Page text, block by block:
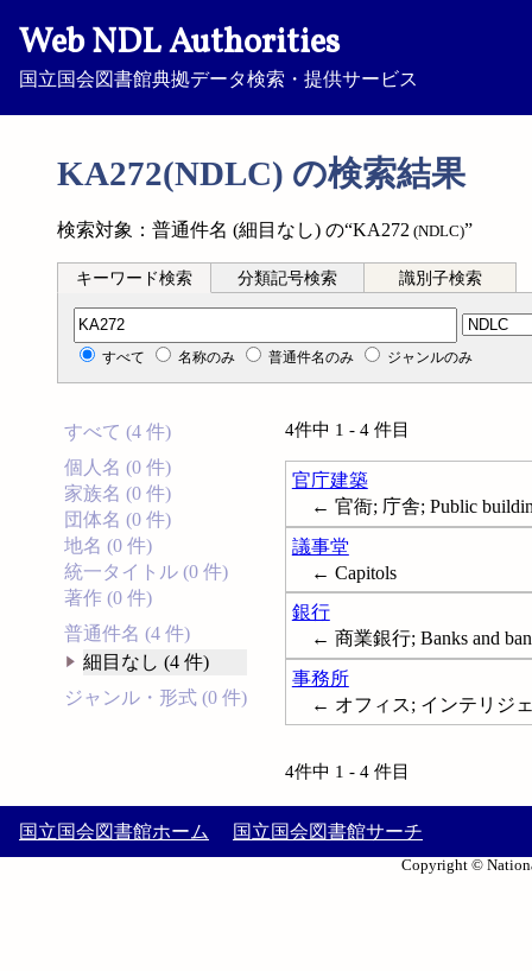
Web NDL Authorities
国立国会図書館典拠データ検索・提供サービス
KA272(NDLC) の検索結果
検索対象：普通件名 (細目なし) の“KA272 (NDLC)”
キーワード検索 分類記号検索 識別子検索
分類記号検索
すべて 名称のみ 普通件名のみ ジャンルのみ
すべて (4 件)
個人名 (0 件)
家族名 (0 件)
団体名 (0 件)
地名 (0 件)
統一タイトル (0 件)
著作 (0 件)
普通件名 (4 件)
細目なし (4 件)
ジャンル・形式 (0 件)
4件中 1 - 4 件目
官庁建築
← 官衙; 庁舎; Public
議事堂
← Capitols
銀行
← 商業銀行; Banks and
事務所
← オフィス; インテリジ
4件中 1 - 4 件目
国立国会図書館ホーム 国立国会図書館サーチ
Copyright ©